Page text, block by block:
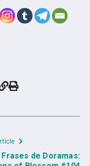
Frases de Doramas: